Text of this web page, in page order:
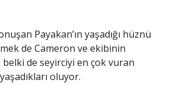
Payakan’ın yaşadığı hüznü
de Cameron ve ekibinin
belki de seyirciyi en çok vuran
oluyor.